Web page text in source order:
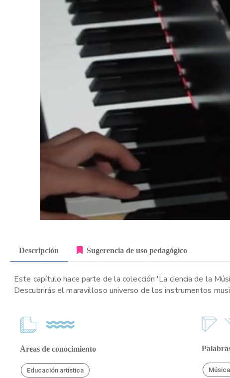
Descripción Sugerencia de uso pedagógico
Este capítulo hace parte de la colección 'La ciencia de la
Descubrirás el maravilloso universo de los instrumentos
Áreas de conocimiento
Educación artística Música